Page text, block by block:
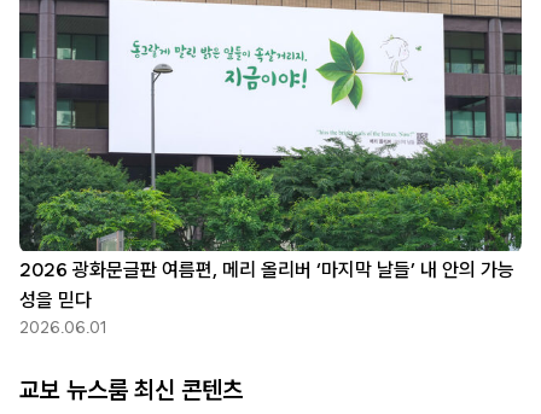
2026 광화문글판 여름편, 메리 올리버 ‘마지막 날들’ 내 안의 가능
성을 믿다
2026.06.01
교보 뉴스룸 최신 콘텐츠